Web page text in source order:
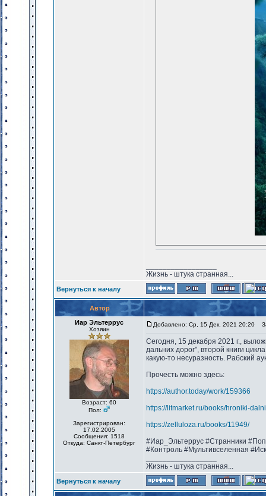
Жизнь - штука странная...
Вернуться к началу
Автор
Иар Эльтеррус
Хозяин
Возраст: 60
Пол:
Зарегистрирован:
17.02.2005
Сообщения: 1518
Откуда: Санкт-Петербург
Добавлено: Ср, 15 Дек, 2021 20:20
Сегодня, 15 декабря 2021 г.,
дальних дорог", второй книги
какую-то несуразность. Рабский
Прочесть можно здесь:
https://author.today/work/159366
https://litmarket.ru/books/hroniki-
https://zelluloza.ru/books/11949/
#Иар_Эльтеррус #Странники
#Контроль #Мультивселенная
Жизнь - штука странная...
Вернуться к началу